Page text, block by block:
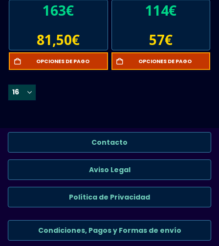
163€
81,50€
OPCIONES DE PAGO
114€
57€
OPCIONES DE PAGO
Contacto
Aviso Legal
Política de Privacidad
Condiciones, Pagos y Formas de envío